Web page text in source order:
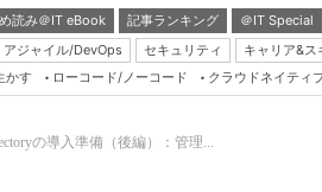
読み＠IT eBook 記事ランキング ＠IT Special
アジャイル/DevOps セキュリティ キャリア&ス
かす ローコード/ノーコード クラウドネイティ
の導入準備（後編）：管理...